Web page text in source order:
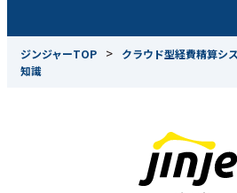
ジンジャーTOP > クラウド型経費精算シ
知識